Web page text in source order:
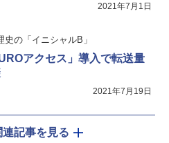
2021年7月1日
史の「イニシャルB」
アクセス」導入で転送量
2021年7月19日
連記事を見る